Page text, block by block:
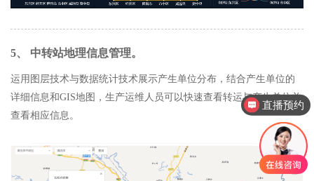
5、 中转站地理信息管理。
运用图层技术与数据统计技术展示产生单位分布，结合产生单位的
详细信息和GIS地图，生产运维人员可以快速查看转运与产生单位并
查看相应信息。
直播预约
产品售后服务